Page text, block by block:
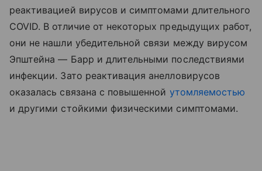
реактивацией вирусов и симптомами длительного
COVID. В отличие от некоторых предыдущих работ,
они не нашли убедительной связи между вирусом
Эпштейна — Барр и длительными последствиями
инфекции. Зато реактивация анелловирусов
оказалась связана с повышенной утомляемостью
и другими стойкими физическими симптомами.